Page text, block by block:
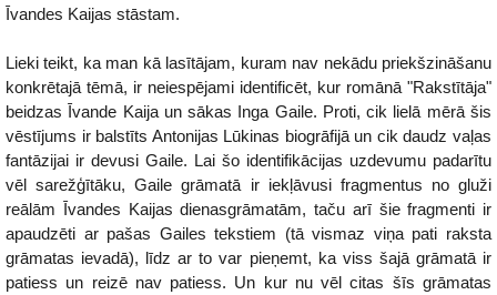
Īvandes Kaijas stāstam.
Lieki teikt, ka man kā lasītājam, kuram nav nekādu priekšzināšanu
konkrētajā tēmā, ir neiespējami identificēt, kur romānā "Rakstītāja"
beidzas Īvande Kaija un sākas Inga Gaile. Proti, cik lielā mērā šis
vēstījums ir balstīts Antonijas Lūkinas biogrāfijā un cik daudz vaļas
fantāzijai ir devusi Gaile. Lai šo identifikācijas uzdevumu padarītu
vēl sarežģītāku, Gaile grāmatā ir iekļāvusi fragmentus no gluži
reālām Īvandes Kaijas dienasgrāmatām, taču arī šie fragmenti ir
apaudzēti ar pašas Gailes tekstiem (tā vismaz viņa pati raksta
grāmatas ievadā), līdz ar to var pieņemt, ka viss šajā grāmatā ir
patiess un reizē nav patiess. Un kur nu vēl citas šīs grāmatas